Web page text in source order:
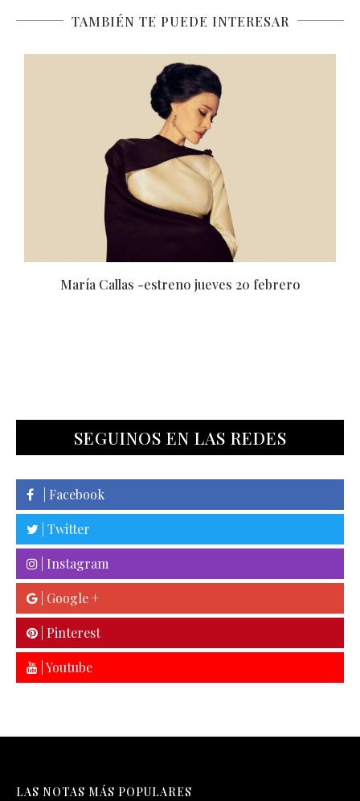
TAMBIÉN TE PUEDE INTERESAR
Código: Traje Rojo -estreno jueves 07 noviembre
SEGUINOS EN LAS REDES
| Facebook
| Twitter
| Instagram
| Google +
| Pinterest
| Youtube
LAS NOTAS MÁS POPULARES